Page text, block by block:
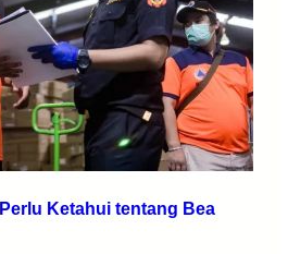
Ketahui tentang Bea